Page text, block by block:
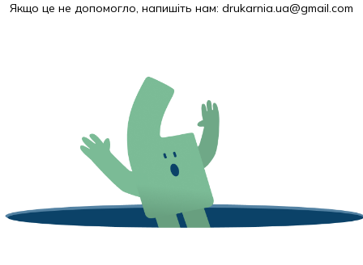
Якщо це не допомогло, напишіть нам: drukarnia.ua@gmail.com